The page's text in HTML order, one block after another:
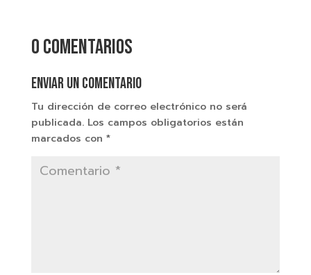
0 comentarios
Enviar un comentario
Tu dirección de correo electrónico no será
publicada. Los campos obligatorios están
marcados con *